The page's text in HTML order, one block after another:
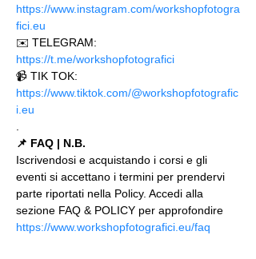
https://www.instagram.com/workshopfotogra
fici.eu
✉️ TELEGRAM:
https://t.me/workshopfotografici
📹 TIK TOK:
https://www.tiktok.com/@workshopfotografic
i.eu
📌 FAQ | N.B.
Iscrivendosi e acquistando i corsi e gli
eventi si accettano i termini per prendervi
parte riportati nella Policy. Accedi alla
sezione FAQ & POLICY per approfondire
https://www.workshopfotografici.eu/faq